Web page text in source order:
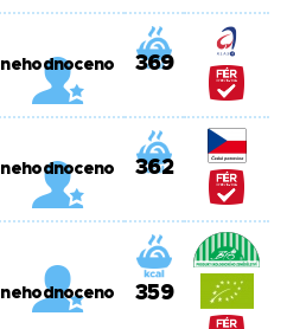
nehodnoceno 369
nehodnoceno 362
nehodnoceno 359